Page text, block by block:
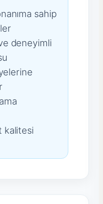
sahip
deneyimli
kalitesi